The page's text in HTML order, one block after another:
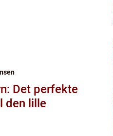
Det perfekte
den lille